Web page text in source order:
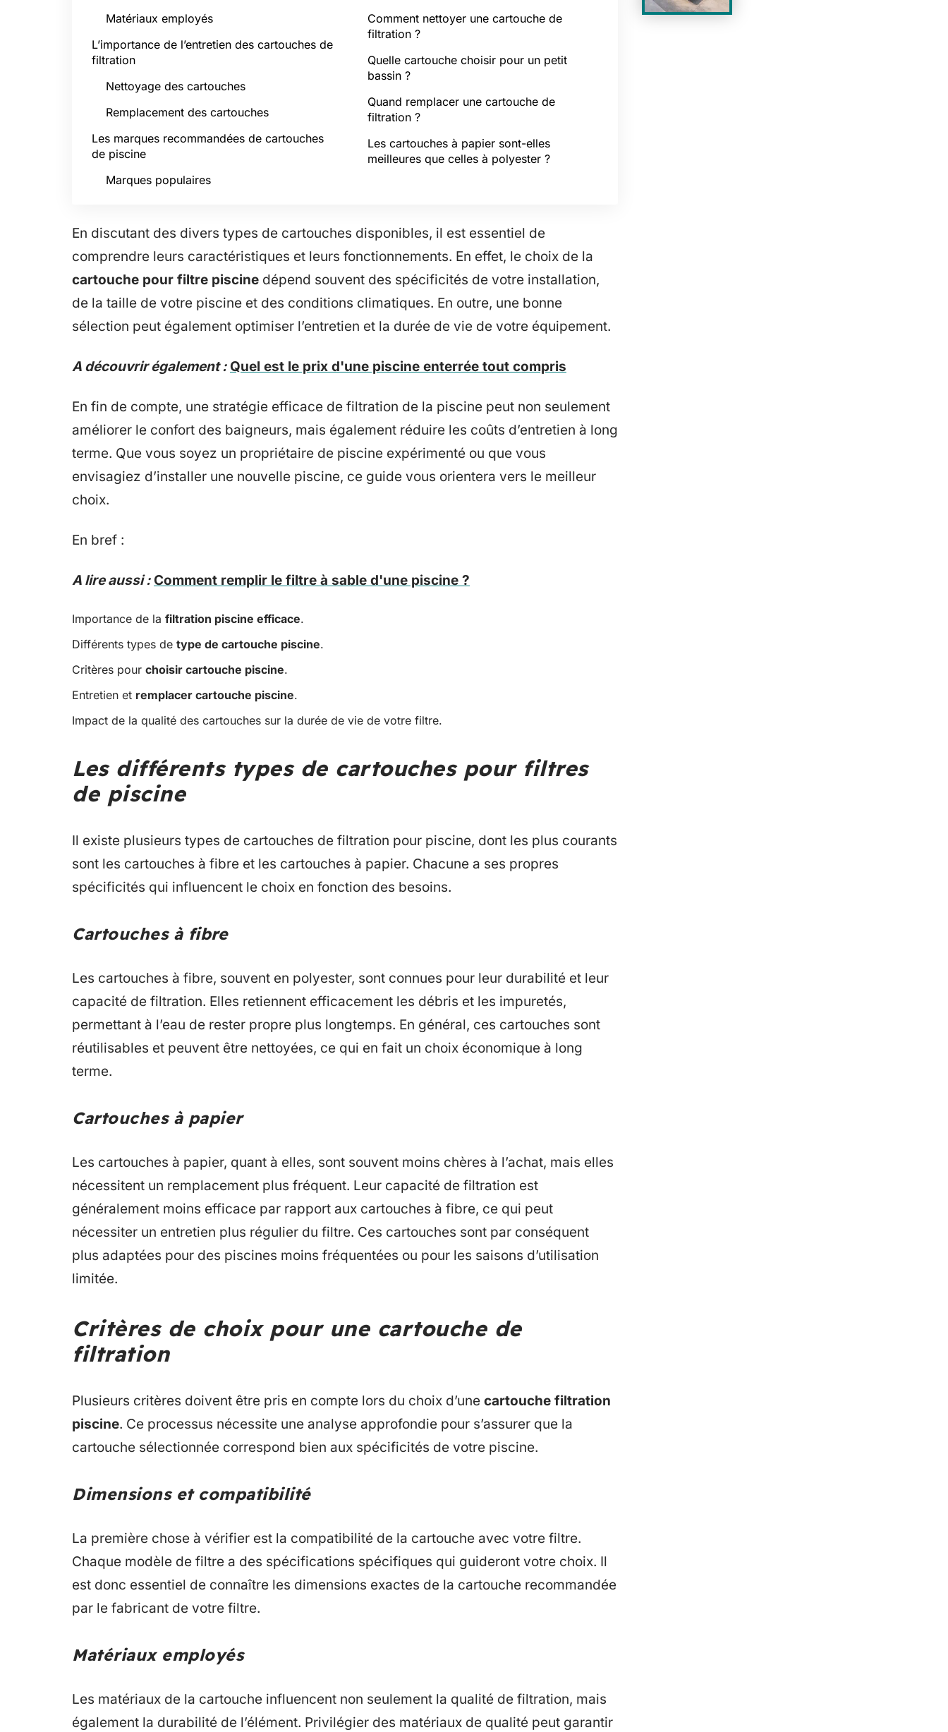
Matériaux employés
L’importance de l’entretien des cartouches de
filtration
Nettoyage des cartouches
Remplacement des cartouches
Les marques recommandées de cartouches
de piscine
Marques populaires
Comment nettoyer une cartouche de
filtration ?
Quelle cartouche choisir pour un petit
bassin ?
Quand remplacer une cartouche de
filtration ?
Les cartouches à papier sont-elles
meilleures que celles à polyester ?
En discutant des divers types de cartouches disponibles, il est essentiel de
comprendre leurs caractéristiques et leurs fonctionnements. En effet, le choix de la
cartouche pour filtre piscine dépend souvent des spécificités de votre installation,
de la taille de votre piscine et des conditions climatiques. En outre, une bonne
sélection peut également optimiser l’entretien et la durée de vie de votre équipement.
A découvrir également : Quel est le prix d'une piscine enterrée tout compris
En fin de compte, une stratégie efficace de filtration de la piscine peut non seulement
améliorer le confort des baigneurs, mais également réduire les coûts d’entretien à long
terme. Que vous soyez un propriétaire de piscine expérimenté ou que vous
envisagiez d’installer une nouvelle piscine, ce guide vous orientera vers le meilleur
choix.
En bref :
A lire aussi : Comment remplir le filtre à sable d'une piscine ?
Importance de la filtration piscine efficace.
Différents types de type de cartouche piscine.
Critères pour choisir cartouche piscine.
Entretien et remplacer cartouche piscine.
Impact de la qualité des cartouches sur la durée de vie de votre filtre.
Les différents types de cartouches pour filtres
de piscine
Il existe plusieurs types de cartouches de filtration pour piscine, dont les plus courants
sont les cartouches à fibre et les cartouches à papier. Chacune a ses propres
spécificités qui influencent le choix en fonction des besoins.
Cartouches à fibre
Les cartouches à fibre, souvent en polyester, sont connues pour leur durabilité et leur
capacité de filtration. Elles retiennent efficacement les débris et les impuretés,
permettant à l’eau de rester propre plus longtemps. En général, ces cartouches sont
réutilisables et peuvent être nettoyées, ce qui en fait un choix économique à long
terme.
Cartouches à papier
Les cartouches à papier, quant à elles, sont souvent moins chères à l’achat, mais elles
nécessitent un remplacement plus fréquent. Leur capacité de filtration est
généralement moins efficace par rapport aux cartouches à fibre, ce qui peut
nécessiter un entretien plus régulier du filtre. Ces cartouches sont par conséquent
plus adaptées pour des piscines moins fréquentées ou pour les saisons d’utilisation
limitée.
Critères de choix pour une cartouche de
filtration
Plusieurs critères doivent être pris en compte lors du choix d’une cartouche filtration
piscine. Ce processus nécessite une analyse approfondie pour s’assurer que la
cartouche sélectionnée correspond bien aux spécificités de votre piscine.
Dimensions et compatibilité
La première chose à vérifier est la compatibilité de la cartouche avec votre filtre.
Chaque modèle de filtre a des spécifications spécifiques qui guideront votre choix. Il
est donc essentiel de connaître les dimensions exactes de la cartouche recommandée
par le fabricant de votre filtre.
Matériaux employés
Les matériaux de la cartouche influencent non seulement la qualité de filtration, mais
également la durabilité de l’élément. Privilégier des matériaux de qualité peut garantir